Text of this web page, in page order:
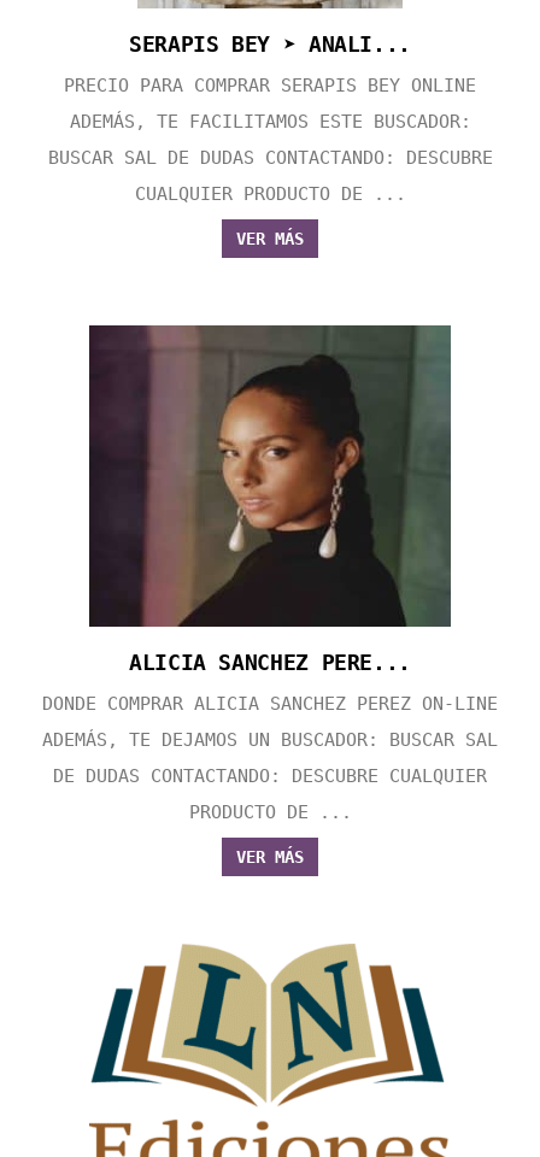
SERAPIS BEY ➤ ANALI...
PRECIO PARA COMPRAR SERAPIS BEY ONLINE
ADEMÁS, TE FACILITAMOS ESTE BUSCADOR:
BUSCAR SAL DE DUDAS CONTACTANDO: DESCUBRE
CUALQUIER PRODUCTO DE ...
VER MÁS
ALICIA SANCHEZ PERE...
DONDE COMPRAR ALICIA SANCHEZ PEREZ ON-LINE
ADEMÁS, TE DEJAMOS UN BUSCADOR: BUSCAR SAL
DE DUDAS CONTACTANDO: DESCUBRE CUALQUIER
PRODUCTO DE ...
VER MÁS